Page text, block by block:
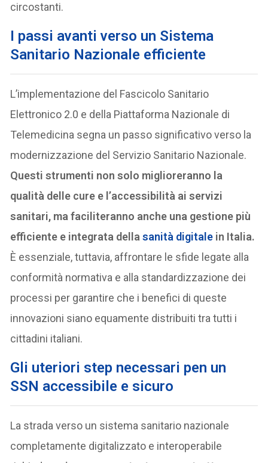
circostanti.
I passi avanti verso un Sistema
Sanitario Nazionale efficiente
L’implementazione del Fascicolo Sanitario
Elettronico 2.0 e della Piattaforma Nazionale di
Telemedicina segna un passo significativo verso la
modernizzazione del Servizio Sanitario Nazionale.
Questi strumenti non solo miglioreranno la
qualità delle cure e l’accessibilità ai servizi
sanitari, ma faciliteranno anche una gestione più
efficiente e integrata dellasanità digitale in Italia.
È essenziale, tuttavia, affrontare le sfide legate alla
conformità normativa e alla standardizzazione dei
processi per garantire che i benefici di queste
innovazioni siano equamente distribuiti tra tutti i
cittadini italiani.
Gli uteriori step necessari pen un
SSN accessibile e sicuro
La strada verso un sistema sanitario nazionale
completamente digitalizzato e interoperabile